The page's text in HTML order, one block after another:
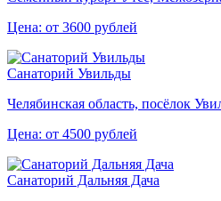
Цена: от 3600 рублей
Санаторий Увильды
Челябинская область, посёлок
Цена: от 4500 рублей
Санаторий Дальняя Дача